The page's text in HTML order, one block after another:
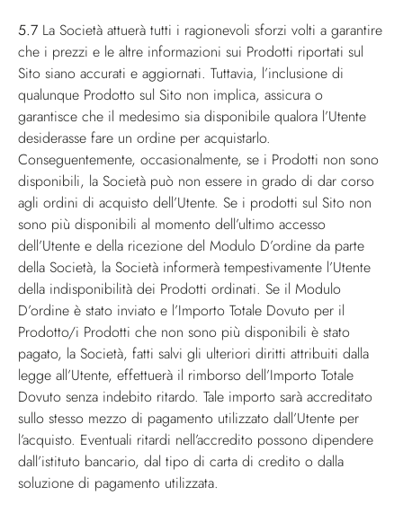
5.7 La Società attuerà tutti i ragionevoli sforzi volti a garantire
che i prezzi e le altre informazioni sui Prodotti riportati sul
Sito siano accurati e aggiornati. Tuttavia, l’inclusione di
qualunque Prodotto sul Sito non implica, assicura o
garantisce che il medesimo sia disponibile qualora l’Utente
desiderasse fare un ordine per acquistarlo.
Conseguentemente, occasionalmente, se i Prodotti non sono
disponibili, la Società può non essere in grado di dar corso
agli ordini di acquisto dell’Utente. Se i prodotti sul Sito non
sono più disponibili al momento dell’ultimo accesso
dell’Utente e della ricezione del Modulo D’ordine da parte
della Società, la Società informerà tempestivamente l’Utente
della indisponibilità dei Prodotti ordinati. Se il Modulo
D’ordine è stato inviato e l’Importo Totale Dovuto per il
Prodotto/i Prodotti che non sono più disponibili è stato
pagato, la Società, fatti salvi gli ulteriori diritti attribuiti dalla
legge all’Utente, effettuerà il rimborso dell’Importo Totale
Dovuto senza indebito ritardo. Tale importo sarà accreditato
sullo stesso mezzo di pagamento utilizzato dall’Utente per
l’acquisto. Eventuali ritardi nell’accredito possono dipendere
dall’istituto bancario, dal tipo di carta di credito o dalla
soluzione di pagamento utilizzata.